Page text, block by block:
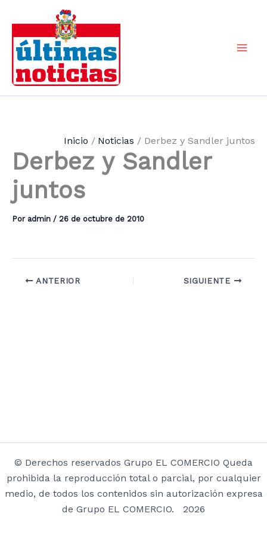
contenido
Inicio Noticias Derbez y Sandler juntos
Derbez y Sandler
juntos
Por admin / 26 de octubre de 2010
ANTERIOR SIGUIENTE
© Derechos reservados Grupo EL COMERCIO Queda
prohibida la reproducción total o parcial, por cualquier
medio, de todos los contenidos sin autorización expresa
de Grupo EL COMERCIO. 2026